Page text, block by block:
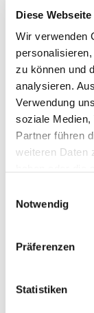
Diese
Wir verwenden
zu können und
analysieren.
Verwendung
soziale Medien,
Partner führen
weiteren Daten
Notwendig
Präferenzen
Statistiken
Diese Seite
Zur
Themen die